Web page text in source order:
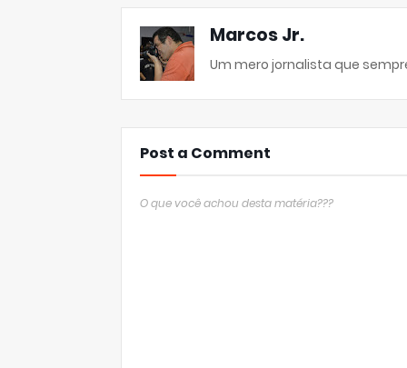
Marcos Jr.
Um mero jornalista que
Post a Comment
O que você achou desta matéria???